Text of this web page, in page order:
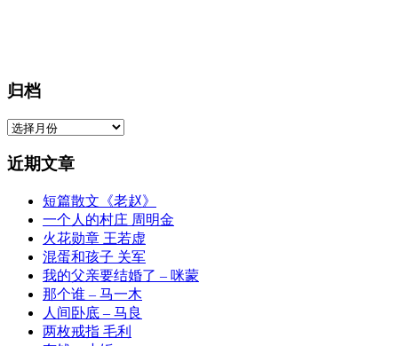
归档
归
近期文章
短篇散文《老赵》
一个人的村庄 周明金
火花勋章 王若虚
混蛋和孩子 关军
我的父亲要结婚了 – 咪蒙
那个谁 – 马一木
人间卧底 – 马良
两枚戒指 毛利